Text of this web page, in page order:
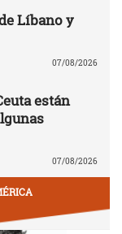
Líbano y
07/08/2026
están
07/08/2026